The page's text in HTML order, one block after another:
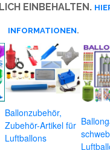
EINBEHALTEN.
INFORMATIONEN.
Ballonzubehör,
Zubehör-Artikel für
Luftballons